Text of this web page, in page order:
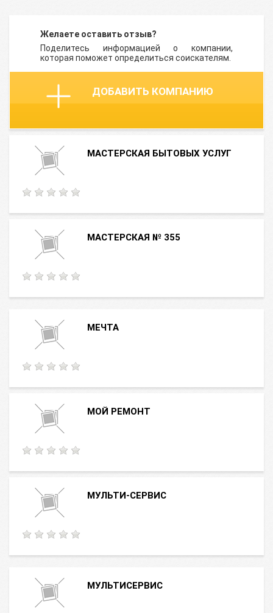
Желаете оставить отзыв?
Поделитесь информацией о компании,
которая поможет определиться соискателям.
ДОБАВИТЬ КОМПАНИЮ
МАСТЕРСКАЯ БЫТОВЫХ УСЛУГ
МАСТЕРСКАЯ № 355
МЕЧТА
МОЙ РЕМОНТ
МУЛЬТИ-СЕРВИС
МУЛЬТИСЕРВИС